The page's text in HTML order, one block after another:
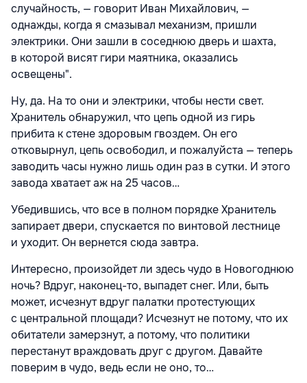
случайность, — говорит Иван Михайлович, —
однажды, когда я смазывал механизм, пришли
электрики. Они зашли в соседнюю дверь и шахта,
в которой висят гири маятника, оказались
освещены".
Ну, да. На то они и электрики, чтобы нести свет.
Хранитель обнаружил, что цепь одной из гирь
прибита к стене здоровым гвоздем. Он его
отковырнул, цепь освободил, и пожалуйста — теперь
заводить часы нужно лишь один раз в сутки. И этого
завода хватает аж на 25 часов…
Убедившись, что все в полном порядке Хранитель
запирает двери, спускается по винтовой лестнице
и уходит. Он вернется сюда завтра.
Интересно, произойдет ли здесь чудо в Новогоднюю
ночь? Вдруг, наконец-то, выпадет снег. Или, быть
может, исчезнут вдруг палатки протестующих
с центральной площади? Исчезнут не потому, что их
обитатели замерзнут, а потому, что политики
перестанут враждовать друг с другом. Давайте
поверим в чудо, ведь если не оно, то…